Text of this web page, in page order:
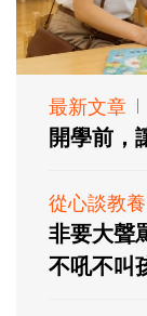
最新文章
開學前，
從心談教養
非要大聲
不吼不叫